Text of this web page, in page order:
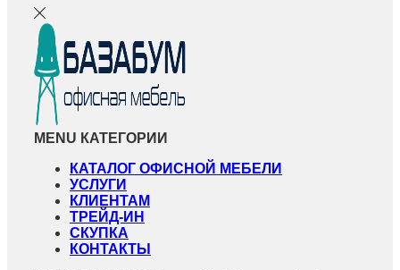
MENU КАТЕГОРИИ
КАТАЛОГ ОФИСНОЙ МЕБЕЛИ
УСЛУГИ
КЛИЕНТАМ
ТРЕЙД-ИН
СКУПКА
КОНТАКТЫ